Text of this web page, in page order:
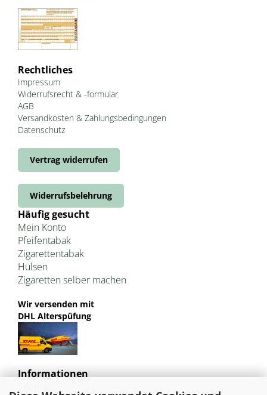
Rechtliches
Impressum
Widerrufsrecht & -formular
AGB
Versandkosten & Zahlungsbedingungen
Datenschutz
Vertrag widerrufen
Widerrufsbelehrung
Häufig gesucht
Mein Konto
Pfeifentabak
Zigarettentabak
Hülsen
Zigaretten selber machen
Wir versenden mit
DHL Alterspüfung
Informationen